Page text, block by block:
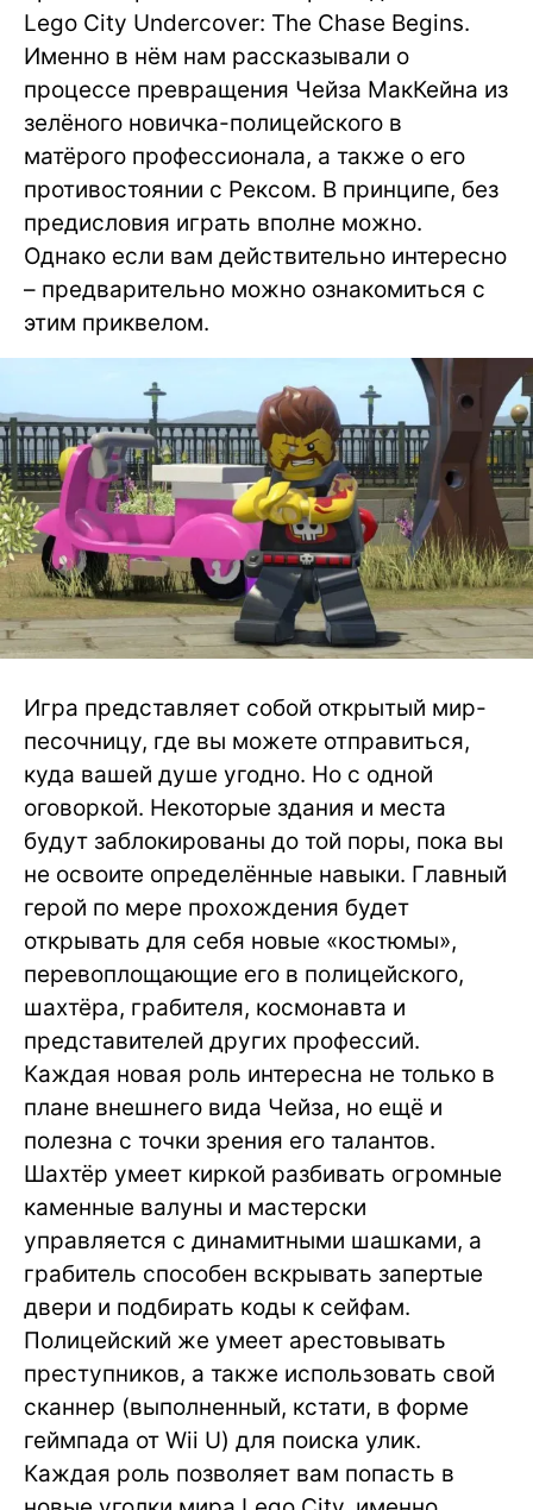
Lego City Undercover: The Chase Begins.
Именно в нём нам рассказывали о
процессе превращения Чейза МакКейна из
зелёного новичка-полицейского в
матёрого профессионала, а также о его
противостоянии с Рексом. В принципе, без
предисловия играть вполне можно.
Однако если вам действительно интересно
– предварительно можно ознакомиться с
этим приквелом.
Игра представляет собой открытый мир-
песочницу, где вы можете отправиться,
куда вашей душе угодно. Но с одной
оговоркой. Некоторые здания и места
будут заблокированы до той поры, пока вы
не освоите определённые навыки. Главный
герой по мере прохождения будет
открывать для себя новые «костюмы»,
перевоплощающие его в полицейского,
шахтёра, грабителя, космонавта и
представителей других профессий.
Каждая новая роль интересна не только в
плане внешнего вида Чейза, но ещё и
полезна с точки зрения его талантов.
Шахтёр умеет киркой разбивать огромные
каменные валуны и мастерски
управляется с динамитными шашками, а
грабитель способен вскрывать запертые
двери и подбирать коды к сейфам.
Полицейский же умеет арестовывать
преступников, а также использовать свой
сканнер (выполненный, кстати, в форме
геймпада от Wii U) для поиска улик.
Каждая роль позволяет вам попасть в